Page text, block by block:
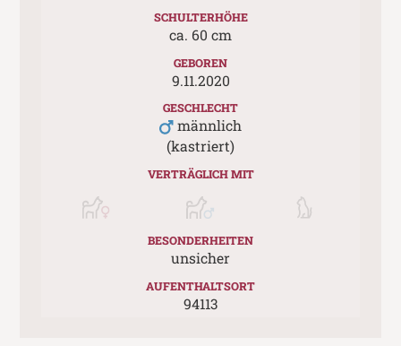
SCHULTERHÖHE
ca. 60 cm
GEBOREN
9.11.2020
GESCHLECHT
männlich
(kastriert)
VERTRÄGLICH MIT
BESONDERHEITEN
unsicher
AUFENTHALTSORT
94113